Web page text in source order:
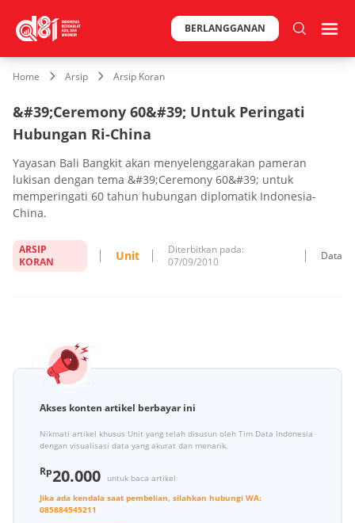
BERLANGGANAN
Home Arsip Arsip Koran
&#39;Ceremony 60&#39; Untuk Peringati
Hubungan Ri-China
Yayasan Bali Bangkit akan menyelenggarakan pameran
lukisan dengan tema &#39;Ceremony 60&#39; untuk
memperingati 60 tahun hubungan diplomatik Indonesia-
China.
ARSIP
KORAN
Unit
Diterbitkan pada:
07/09/2010
Data
Akses konten artikel berbayar ini
Nikmati artikel khusus Unit yang telah disusun oleh Tim Data Indonesia
dengan visualisasi data yang akurat dan menarik.
Rp20.000
untuk baca artikel
Jika ada kendala saat pembelian, silahkan hubungi WA:
085884545211